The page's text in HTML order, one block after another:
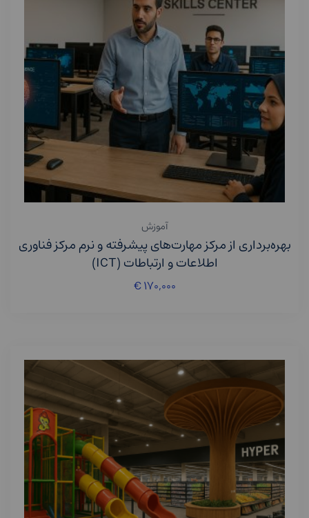
آموزش
بهره‌برداری از مرکز مهارت‌های پیشرفته و نرم مرکز فناوری
اطلاعات و ارتباطات (ICT)
€۱۷۰,۰۰۰